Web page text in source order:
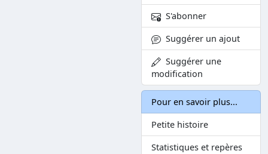
S'abonner
Suggérer un ajout
Suggérer une
modification
Pour en savoir plus...
Petite histoire
Statistiques et repères